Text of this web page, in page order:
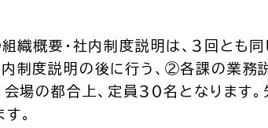
組織概要・社内制度説明は、３回とも
内制度説明の後に行う、②各課の業務
会場の都合上、定員３０名となります
。